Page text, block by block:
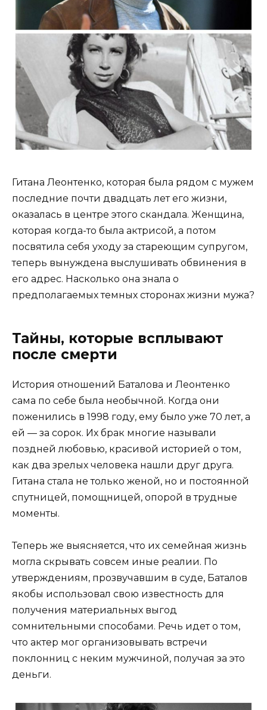
Гитана Леонтенко, которая была рядом с мужем
последние почти двадцать лет его жизни,
оказалась в центре этого скандала. Женщина,
которая когда-то была актрисой, а потом
посвятила себя уходу за стареющим супругом,
теперь вынуждена выслушивать обвинения в
его адрес. Насколько она знала о
предполагаемых темных сторонах жизни мужа?
Тайны, которые всплывают
после смерти
История отношений Баталова и Леонтенко
сама по себе была необычной. Когда они
поженились в 1998 году, ему было уже 70 лет, а
ей — за сорок. Их брак многие называли
поздней любовью, красивой историей о том,
как два зрелых человека нашли друг друга.
Гитана стала не только женой, но и постоянной
спутницей, помощницей, опорой в трудные
моменты.
Теперь же выясняется, что их семейная жизнь
могла скрывать совсем иные реалии. По
утверждениям, прозвучавшим в суде, Баталов
якобы использовал свою известность для
получения материальных выгод
сомнительными способами. Речь идет о том,
что актер мог организовывать встречи
поклонниц с неким мужчиной, получая за это
деньги.